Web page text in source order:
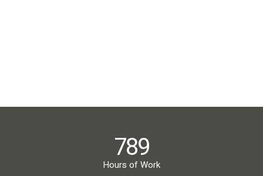
789
Hours of Work